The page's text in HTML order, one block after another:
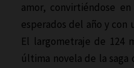
amor, convirtiéndose
esperados del año y
El largometraje de 124
última novela de la